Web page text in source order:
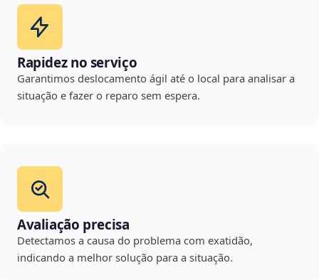
Rapidez no serviço
Garantimos deslocamento ágil até o local para analisar a
situação e fazer o reparo sem espera.
Avaliação precisa
Detectamos a causa do problema com exatidão,
indicando a melhor solução para a situação.